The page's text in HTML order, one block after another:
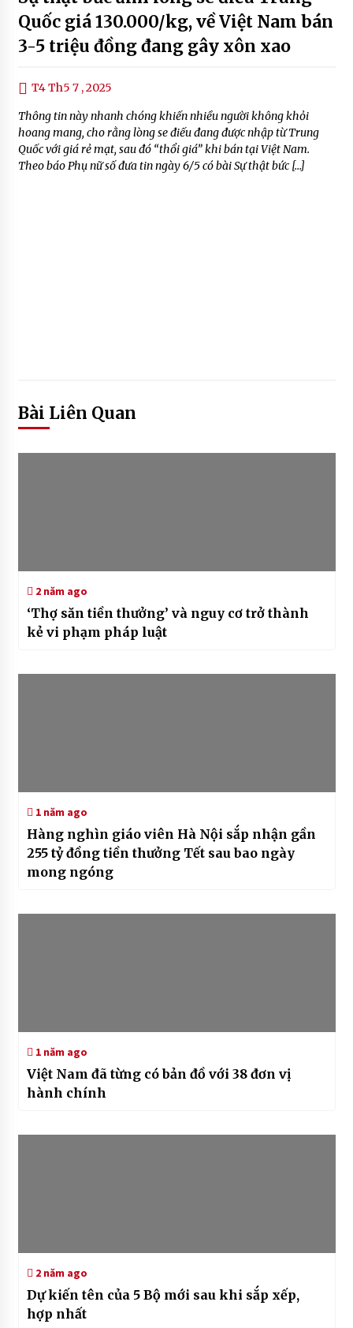
Quốc giá 130.000/kg, về Việt Nam bán
3-5 triệu đồng đang gây xôn xao
T4 Th5 7 , 2025
Thông tin này nhanh chóng khiến nhiều người không khỏi
hoang mang, cho rằng lòng se điếu đang được nhập từ Trung
Quốc với giá rẻ mạt, sau đó “thổi giá” khi bán tại Việt Nam.
Theo báo Phụ nữ số đưa tin ngày 6/5 có bài Sự thật bức […]
Bài Liên Quan
2 năm ago
‘Thợ săn tiền thưởng’ và nguy cơ trở thành
kẻ vi phạm pháp luật
1 năm ago
Hàng nghìn giáo viên Hà Nội sắp nhận gần
255 tỷ đồng tiền thưởng Tết sau bao ngày
mong ngóng
1 năm ago
Việt Nam đã từng có bản đồ với 38 đơn vị
hành chính
2 năm ago
Dự kiến tên của 5 Bộ mới sau khi sắp xếp,
hợp nhất